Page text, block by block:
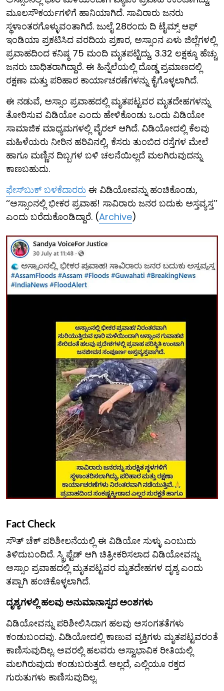
ಮೂಲಸೌಕರ್ಯಗಳಿಗೆ ಹಾನಿಯಾಗಿದೆ. ಸಾವಿರಾರು ಜನರು
ಸ್ಥಳಾಂತರಗೊಳ್ಳುವಂತಾಗಿದೆ. ಜುಲೈ 28ರಂದು ದಿ ಟೈಮ್ಸ್ ಆಫ್
ಇಂಡಿಯಾ ಪ್ರಕಟಿಸಿದ ವರದಿಯ ಪ್ರಕಾರ, ಅಸ್ಸಾಂನ ಏಳು ಜಿಲ್ಲೆಗಳಲ್ಲಿ
ಪ್ರವಾಹದಿಂದ ಕನಿಷ್ಠ 75 ಮಂದಿ ಮೃತಪಟ್ಟಿದ್ದು, 3.32 ಲಕ್ಷಕ್ಕೂ ಹೆಚ್ಚು
ಜನರು ಬಾಧಿತರಾಗಿದ್ದಾರೆ. ಈ ಹಿನ್ನೆಲೆಯಲ್ಲಿ ದೊಡ್ಡ ಪ್ರಮಾಣದಲ್ಲಿ
ರಕ್ಷಣಾ ಮತ್ತು ಪರಿಹಾರ ಕಾರ್ಯಾಚರಣೆಗಳನ್ನು ಕೈಗೊಳ್ಳಲಾಗಿದೆ.
ಈ ನಡುವೆ, ಅಸ್ಸಾಂ ಪ್ರವಾಹದಲ್ಲಿ ಮೃತಪಟ್ಟವರ ಮೃತದೇಹಗಳನ್ನು
ತೋರಿಸುವ ವಿಡಿಯೋ ಎಂದು ಹೇಳಿಕೊಂಡು ಒಂದು ವಿಡಿಯೋ
ಸಾಮಾಜಿಕ ಮಾಧ್ಯಮಗಳಲ್ಲಿ ವೈರಲ್ ಆಗಿದೆ. ವಿಡಿಯೋದಲ್ಲಿ ಕೆಲವು
ಮಹಿಳೆಯರು ನೀರಿನ ಹರಿವಿನಲ್ಲಿ, ಕೆಸರು ತುಂಬಿದ ರಸ್ತೆಗಳ ಮೇಲೆ
ಹಾಗೂ ಮಣ್ಣಿನ ದಿಬ್ಬಗಳ ಬಳಿ ಚಲನೆಯಿಲ್ಲದೆ ಮಲಗಿರುವುದನ್ನು
ಕಾಣಬಹುದು.
ಫೇಸ್‌ಬುಕ್ ಬಳಕೆದಾರರು ಈ ವಿಡಿಯೋವನ್ನು ಹಂಚಿಕೊಂಡು,
‘‘ಅಸ್ಸಾಂನಲ್ಲಿ ಭೀಕರ ಪ್ರವಾಹ! ಸಾವಿರಾರು ಜನರ ಬದುಕು ಅಸ್ತವ್ಯಸ್ತ’’
ಎಂದು ಬರೆದುಕೊಂಡಿದ್ದಾರೆ. (Archive)
Fact Check
ಸೌತ್ ಚೆಕ್ ಪರಿಶೀಲನೆಯಲ್ಲಿ ಈ ವಿಡಿಯೋ ಸುಳ್ಳು ಎಂಬುದು
ತಿಳಿದುಬಂದಿದೆ. ಸ್ಕ್ರಿಪ್ಟೆಡ್ ಆಗಿ ಚಿತ್ರೀಕರಿಸಲಾದ ವಿಡಿಯೋವನ್ನು
ಅಸ್ಸಾಂ ಪ್ರವಾಹದಲ್ಲಿ ಮೃತಪಟ್ಟವರ ಮೃತದೇಹಗಳ ದೃಶ್ಯ ಎಂದು
ತಪ್ಪಾಗಿ ಹಂಚಿಕೊಳ್ಳಲಾಗಿದೆ.
ದೃಶ್ಯಗಳಲ್ಲಿ ಹಲವು ಅನುಮಾನಾಸ್ಪದ ಅಂಶಗಳು
ವಿಡಿಯೋವನ್ನು ಪರಿಶೀಲಿಸಿದಾಗ ಹಲವು ಅಸಂಗತತೆಗಳು
ಕಂಡುಬಂದವು. ವಿಡಿಯೋದಲ್ಲಿ ಕಾಣುವ ವ್ಯಕ್ತಿಗಳು ಮೃತಪಟ್ಟವರಂತೆ
ಕಾಣಿಸುವುದಿಲ್ಲ. ಅವರಲ್ಲಿ ಹಲವರು ಅಸ್ವಾಭಾವಿಕ ರೀತಿಯಲ್ಲಿ
ಮಲಗಿರುವುದು ಕಂಡುಬರುತ್ತದೆ. ಅಲ್ಲದೆ, ಎಲ್ಲಿಯೂ ರಕ್ತದ
ಗುರುತುಗಳು ಕಾಣಿಸುವುದಿಲ್ಲ.